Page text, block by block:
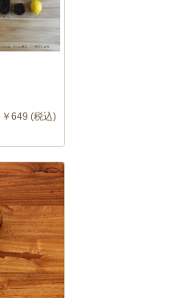
￥649 (税込)